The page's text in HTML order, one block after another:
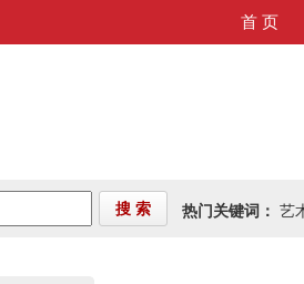
首 页
搜 索 热门关键词： 艺